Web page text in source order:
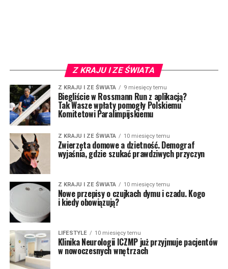
Z KRAJU I ZE ŚWIATA
Z KRAJU I ZE ŚWIATA 9 miesięcy temu
Biegliście w Rossmann Run z aplikacją?
Tak Wasze wpłaty pomogły Polskiemu
Komitetowi Paralimpijskiemu
Z KRAJU I ZE ŚWIATA 10 miesięcy temu
Zwierzęta domowe a dzietność. Demograf
wyjaśnia, gdzie szukać prawdziwych przyczyn
Z KRAJU I ZE ŚWIATA 10 miesięcy temu
Nowe przepisy o czujkach dymu i czadu. Kogo
i kiedy obowiązują?
LIFESTYLE 10 miesięcy temu
Klinika Neurologii ICZMP już przyjmuje pacjentów
w nowoczesnych wnętrzach